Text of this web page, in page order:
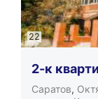
22
2-к
Саратов,